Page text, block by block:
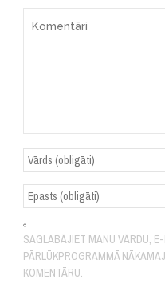
SAGLABĀJIET MANU VĀRDU,
PĀRLŪKPROGRAMMĀ
KOMENTĀRU.